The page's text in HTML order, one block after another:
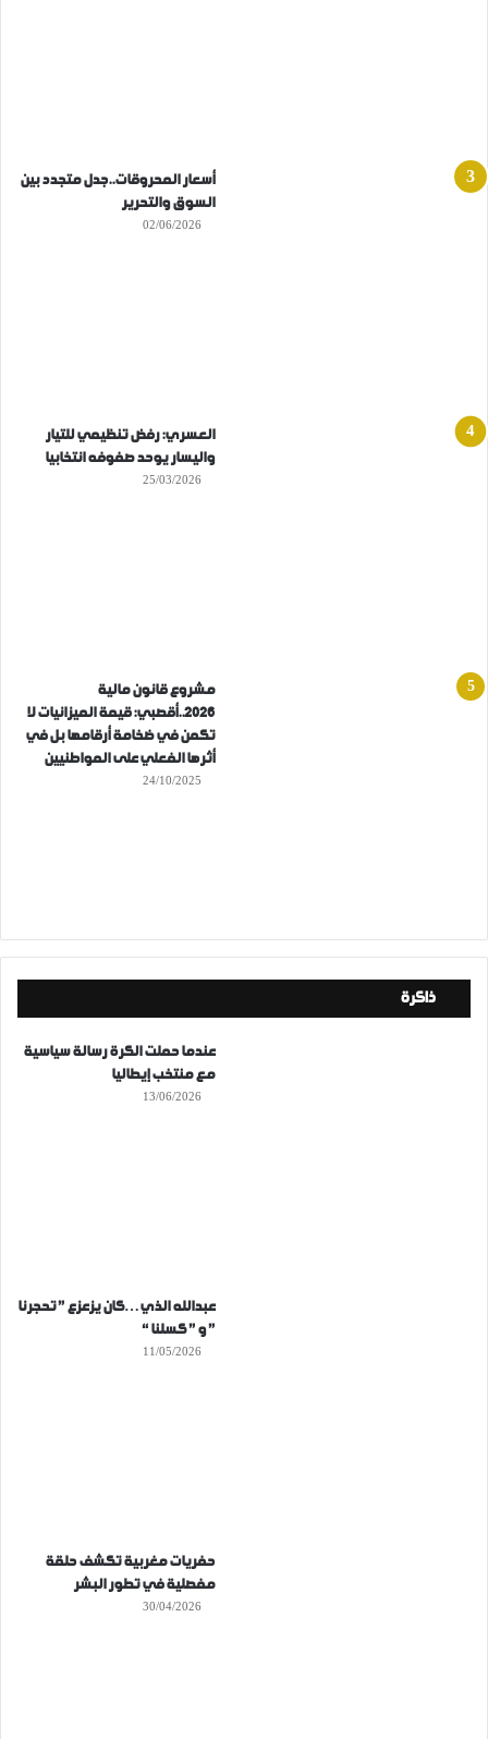
أسعار المحروقات..جدل متجدد بين
السوق والتحرير
02/06/2026
العسري: رفض تنظيمي للتيار
واليسار يوحد صفوفه انتخابيا
25/03/2026
مشروع قانون مالية
2026..أقصبي: قيمة الميزانيات لا
تكمن في ضخامة أرقامها بل في
أثرها الفعلي على المواطنيين
24/10/2025
ذاكرة
عندما حملت الكرة رسالة سياسية
مع منتخب إيطاليا
13/06/2026
عبدالله الذي…كان يزعزع ” تحجرنا
” و ” كسلنا “
11/05/2026
حفريات مغربية تكشف حلقة
مفصلية في تطور البشر
30/04/2026